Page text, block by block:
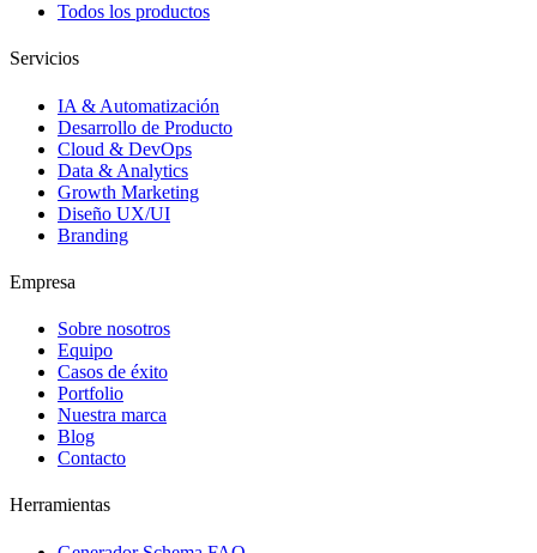
Todos los productos
Servicios
IA & Automatización
Desarrollo de Producto
Cloud & DevOps
Data & Analytics
Growth Marketing
Diseño UX/UI
Branding
Empresa
Sobre nosotros
Equipo
Casos de éxito
Portfolio
Nuestra marca
Blog
Contacto
Herramientas